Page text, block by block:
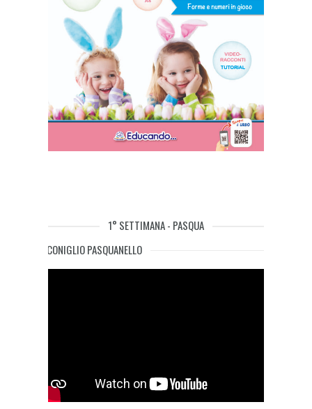
1° SETTIMANA - PASQUA
IL CONIGLIO PASQUANELLO